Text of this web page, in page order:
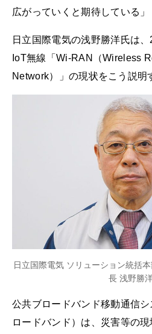
広がっていくと期待している」
日立国際電気の浅野勝洋氏は
IoT無線「Wi-RAN（Wireless
Network）」の現状をこう説明
日立国際電気 ソリューション統括
長 浅野勝
公共ブロードバンド移動通信
ロードバンド）は、災害等の